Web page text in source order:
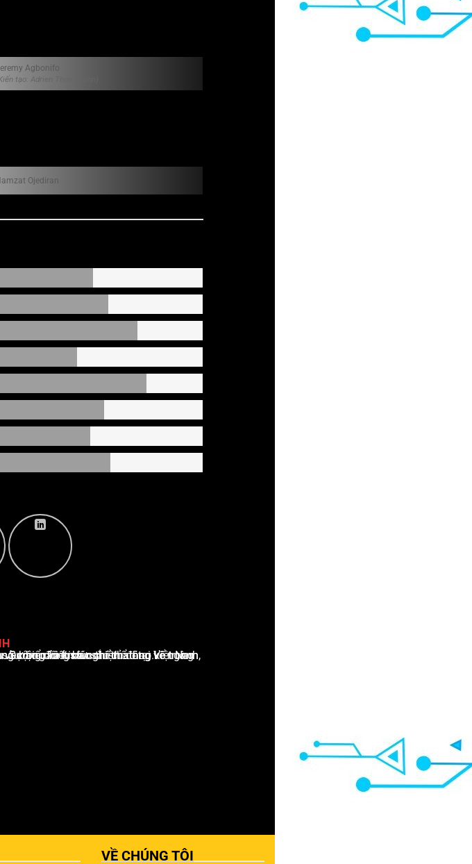
Agbonifo
tạo: Adrien Thomasson)
Ojediran
thể thao hàng đầu. Sự hiểu biết sâu sắc của ông về ngành này đã giúp ông xây dựng uy tín và danh tiếng trong cộng đồng báo chí thể thao.
VỀ CHÚNG TÔI